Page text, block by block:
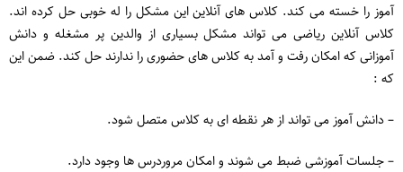
‌آموز را خسته می ‌کند. کلاس‌ های آنلاین این مشکل را له خوبی حل کرده اند.
کلاس آنلاین ریاضی می تواند مشکل بسیاری از والدین پر مشغله و دانش
آموزانی که امکان رفت و آمد به کلاس های حضوری را ندارند حل کند. ضمن این
که :
– دانش‌ آموز می ‌تواند از هر نقطه ‌ای به کلاس متصل شود.
– جلسات آموزشی ضبط می ‌شوند و امکان مروردرس ها وجود دارد.